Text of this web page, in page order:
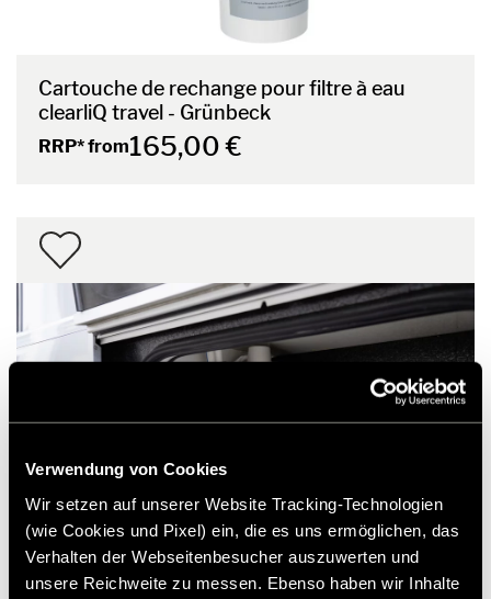
Verwendung von Cookies
Wir setzen auf unserer Website Tracking-Technologien
(wie Cookies und Pixel) ein, die es uns ermöglichen, das
Verhalten der Webseitenbesucher auszuwerten und
unsere Reichweite zu messen. Ebenso haben wir Inhalte
Cartouche de rechange pour filtre à eau
clearliQ travel - Grünbeck
RRP* from165,00 €